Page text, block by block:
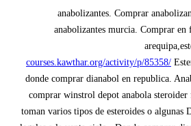
anabolizantes. Comprar
anabolizantes murcia. Comprar en
courses.kawthar.org/activity/p/85358/
donde comprar dianabol en republica.
comprar winstrol depot anabola
toman varios tipos de esteroides o algunas